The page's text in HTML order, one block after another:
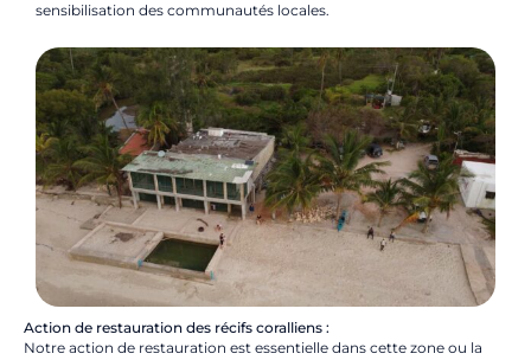
sensibilisation des communautés locales.
Action de restauration des récifs coralliens :
Notre action de restauration est essentielle dans cette zone ou la